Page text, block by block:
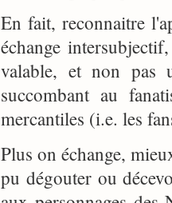
En fait, reconnaitre
échange
valable, et non pas
succombant au
mercantiles (i.e. les
Plus on échange,
pu dégouter ou